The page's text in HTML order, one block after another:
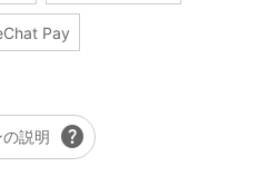
Pay
説明 help